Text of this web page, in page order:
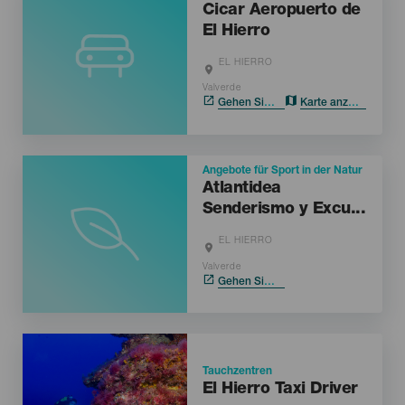
Cicar Aeropuerto de
El Hierro
EL HIERRO
Localidad
Valverde
Gehen Sie ins WebKarte anzeigen
Angebote für Sport in der Natur
Atlantidea
Senderismo y Excu...
EL HIERRO
Localidad
Valverde
Gehen Sie ins Web
Tauchzentren
El Hierro Taxi Driver